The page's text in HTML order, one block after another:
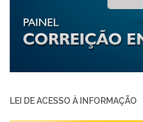
LEI DE ACESSO À INFORMAÇÃO